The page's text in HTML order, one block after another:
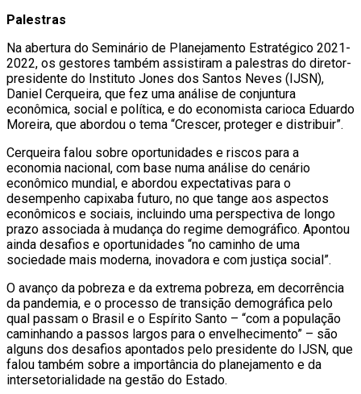
Palestras
Na abertura do Seminário de Planejamento Estratégico 2021-
2022, os gestores também assistiram a palestras do diretor-
presidente do Instituto Jones dos Santos Neves (IJSN),
Daniel Cerqueira, que fez uma análise de conjuntura
econômica, social e política, e do economista carioca Eduardo
Moreira, que abordou o tema “Crescer, proteger e distribuir”.
Cerqueira falou sobre oportunidades e riscos para a
economia nacional, com base numa análise do cenário
econômico mundial, e abordou expectativas para o
desempenho capixaba futuro, no que tange aos aspectos
econômicos e sociais, incluindo uma perspectiva de longo
prazo associada à mudança do regime demográfico. Apontou
ainda desafios e oportunidades “no caminho de uma
sociedade mais moderna, inovadora e com justiça social”.
O avanço da pobreza e da extrema pobreza, em decorrência
da pandemia, e o processo de transição demográfica pelo
qual passam o Brasil e o Espírito Santo – “com a população
caminhando a passos largos para o envelhecimento” – são
alguns dos desafios apontados pelo presidente do IJSN, que
falou também sobre a importância do planejamento e da
intersetorialidade na gestão do Estado.